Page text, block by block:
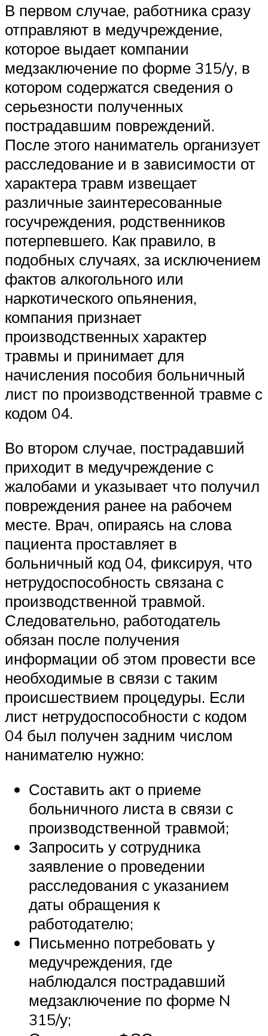
В первом случае, работника сразу
отправляют в медучреждение,
которое выдает компании
медзаключение по форме 315/у, в
котором содержатся сведения о
серьезности полученных
пострадавшим повреждений.
После этого наниматель организует
расследование и в зависимости от
характера травм извещает
различные заинтересованные
госучреждения, родственников
потерпевшего. Как правило, в
подобных случаях, за исключением
фактов алкогольного или
наркотического опьянения,
компания признает
производственных характер
травмы и принимает для
начисления пособия больничный
лист по производственной травме с
кодом 04.
Во втором случае, пострадавший
приходит в медучреждение с
жалобами и указывает что получил
повреждения ранее на рабочем
месте. Врач, опираясь на слова
пациента проставляет в
больничный код 04, фиксируя, что
нетрудоспособность связана с
производственной травмой.
Следовательно, работодатель
обязан после получения
информации об этом провести все
необходимые в связи с таким
происшествием процедуры. Если
лист нетрудоспособности с кодом
04 был получен задним числом
нанимателю нужно:
Составить акт о приеме
больничного листа в связи с
производственной травмой;
Запросить у сотрудника
заявление о проведении
расследования с указанием
даты обращения к
работодателю;
Письменно потребовать у
медучреждения, где
наблюдался пострадавший
медзаключение по форме N
315/у;